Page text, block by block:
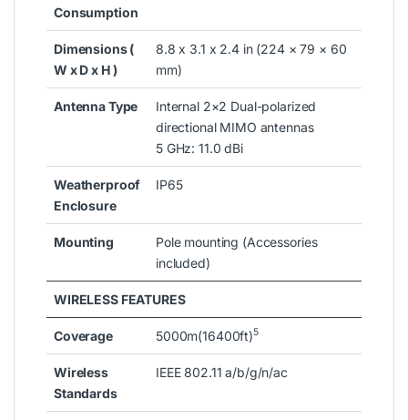
Consumption
Dimensions (
W x D x H )
8.8 x 3.1 x 2.4 in (224 × 79 × 60
mm)
Antenna Type
Internal 2×2 Dual-polarized
directional MIMO antennas
5 GHz: 11.0 dBi
Weatherproof
Enclosure
IP65
Mounting
Pole mounting (Accessories
included)
WIRELESS FEATURES
Coverage 5000m(16400ft)5
Wireless
Standards
IEEE 802.11 a/b/g/n/ac